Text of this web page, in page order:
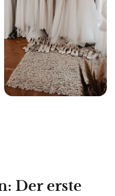
Der erste